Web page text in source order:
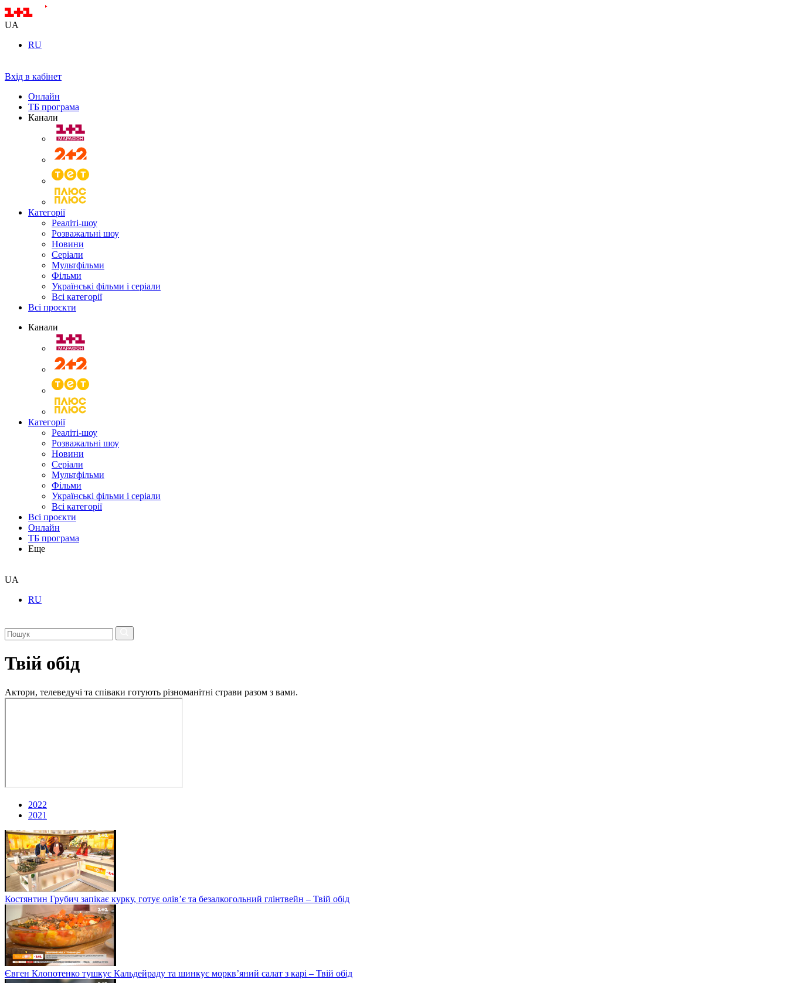
UA
RU
Вхід в кабінет
Онлайн
ТБ програма
Канали
Категорії
Реаліті-шоу
Розважальні шоу
Новини
Серіали
Мультфільми
Фільми
Українські фільми і серіали
Всі категорії
Всі проєкти
Канали
Категорії
Реаліті-шоу
Розважальні шоу
Новини
Серіали
Мультфільми
Фільми
Українські фільми і серіали
Всі категорії
Всі проєкти
Онлайн
ТБ програма
Еще
UA
RU
Твій обід
Актори, телеведучі та співаки готують різноманітні страви разом з вами.
2022
2021
Костянтин Грубич запікає курку, готує олів’є та безалкогольний глінтвейн – Твій обід
Євген Клопотенко тушкує Кальдейраду та шинкує моркв’яний салат з карі – Твій обід